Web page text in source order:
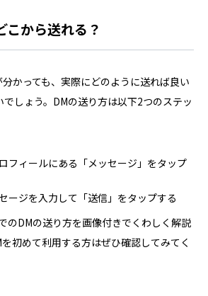
こから送れる？
かっても、実際にどのように送れば良い
しょう。DMの送り方は以下2つのステッ
フィールにある「メッセージ」をタップ
ージを入力して「送信」をタップする
のDMの送り方を画像付きでくわしく解説
初めて利用する方はぜひ確認してみてく